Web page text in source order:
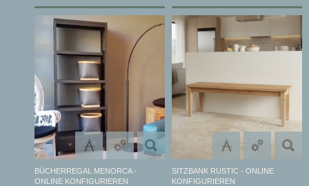
BÜCHERREGAL MENORCA -
ONLINE KONFIGURIEREN
SITZBANK RUSTIC - ONLINE
KONFIGURIEREN